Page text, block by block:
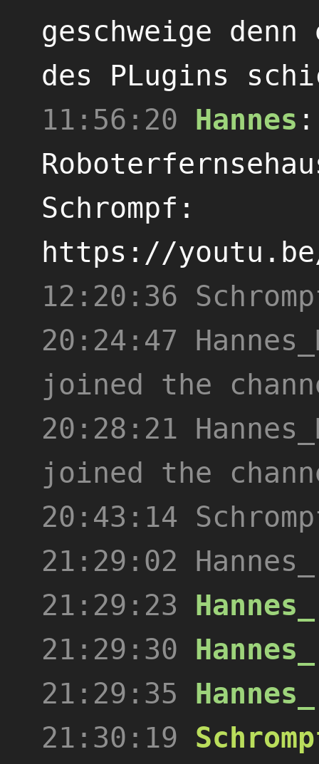
geschweige
des PLugins
11:56:20
Hannes
Schrompf:
https://youtu.be/
12:20:36
20:24:47
joined the
20:28:21
joined the
20:43:14
21:29:02
21:29:23
Hannes_
21:29:30 Hannes_
21:29:35 Hannes_
21:30:19